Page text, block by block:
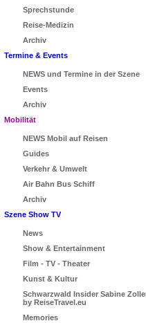
Sprechstunde
Reise-Medizin
Archiv
Termine & Events
NEWS und Termine in der Szene
Events
Archiv
Mobilität
NEWS Mobil auf Reisen
Guides
Verkehr & Umwelt
Air Bahn Bus Schiff
Archiv
Szene Show TV
News
Show & Entertainment
Film - TV - Theater
Kunst & Kultur
Schwarzwald Insider Sabine
by ReiseTravel.eu
Memories